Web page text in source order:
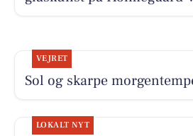
VEJRET
Sol og skarpe
LOKALT NYT